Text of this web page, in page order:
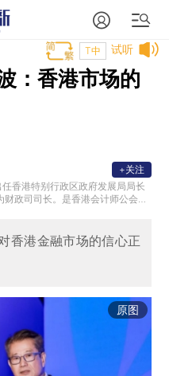
试听
T中
：香港市场的
香港特别行政区政府发展局局长
财政司司长。是香港会计师公会前
董事局成员、策略发展委员会非
董会成员。
+关注
香港金融市场的信心正
原图